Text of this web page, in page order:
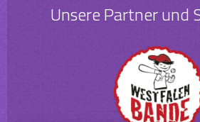
Unsere Partner und